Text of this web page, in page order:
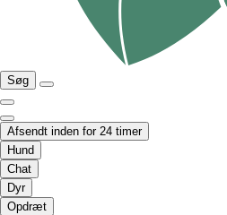
Søg
Afsendt inden for 24 timer
Hund
Chat
Dyr
Opdræt